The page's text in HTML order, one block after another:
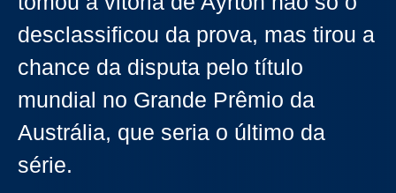
desclassificou da prova, mas tirou a
chance da disputa pelo título
mundial no Grande Prêmio da
Austrália, que seria o último da
série.